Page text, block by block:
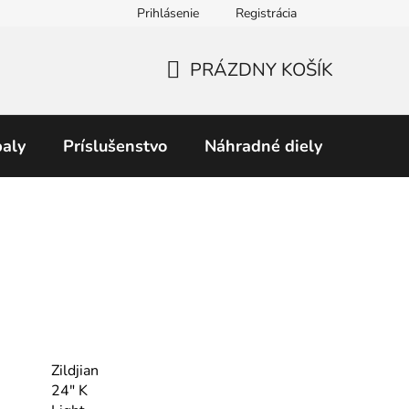
Obchodné podmienky Predávané značky
Prihlásenie Registrácia
KOŠÍK
PRÁZDNY KOŠÍK
Príslušenstvo Náhradné diely
Zildjian
24" K